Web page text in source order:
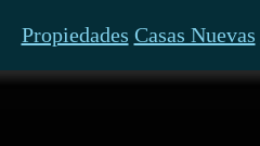
Propiedades Casas Nuevas